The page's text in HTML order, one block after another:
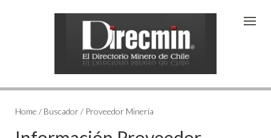
Home / Buscador / Proveedor Minería